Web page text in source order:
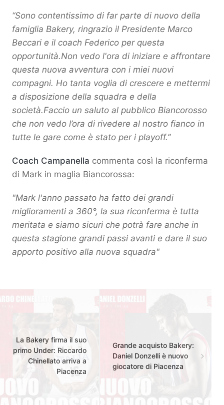
“Sono contentissimo di far parte di nuovo della
famiglia Bakery, ringrazio il Presidente Marco
Beccari e il coach Federico per questa
opportunità.Non vedo l'ora di iniziare e affrontare
questa nuova avventura con i miei nuovi
compagni. Ho tanta voglia di crescere e mettermi
a disposizione della squadra e della
società.Faccio un saluto al pubblico Biancorosso
che non vedo l’ora di rivedere al nostro fianco in
tutte le gare come è stato per i playoff.”
Coach Campanella commenta così la riconferma
di Mark in maglia Biancorossa:
"Mark l'anno passato ha fatto dei grandi
miglioramenti a 360°, la sua riconferma è tutta
meritata e siamo sicuri che potrà fare anche in
questa stagione grandi passi avanti e dare il suo
apporto positivo alla nuova squadra"
La Bakery firma il suo
primo Under: Riccardo
Chinellato arriva a
Piacenza
Grande acquisto Bakery:
Daniel Donzelli è nuovo
giocatore di Piacenza